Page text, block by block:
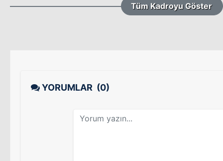
Tüm Kadroyu Göster
YORUMLAR (0)